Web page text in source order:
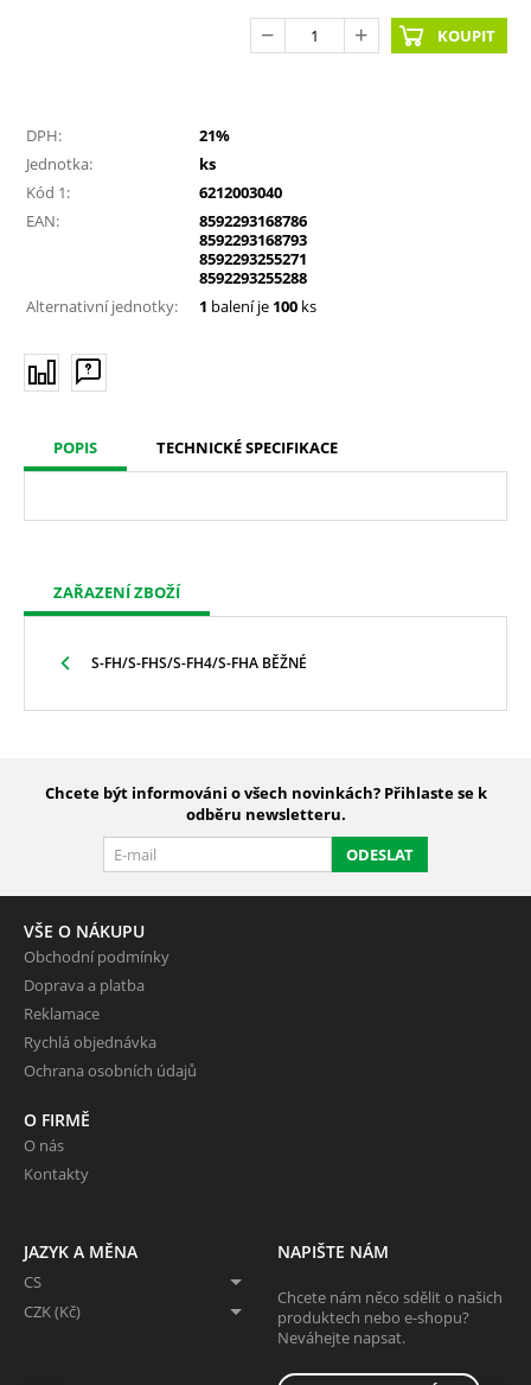
KOUPIT
DPH:
21%
Jednotka:
ks
Kód 1:
6212003040
EAN:
8592293168786
8592293168793
8592293255271
8592293255288
Alternativní jednotky:
1 balení je 100 ks
POPIS TECHNICKÉ SPECIFIKACE
ZAŘAZENÍ ZBOŽÍ
S-FH/S-FHS/S-FH4/S-FHA BĚŽNÉ
Chcete být informováni o všech novinkách? Přihlaste se k
odběru newsletteru.
ODESLAT
VŠE O NÁKUPU
Obchodní podmínky
Doprava a platba
Reklamace
Rychlá objednávka
Ochrana osobních údajů
O FIRMĚ
O nás
Kontakty
JAZYK A MĚNA
CS
CZK (Kč)
NAPIŠTE NÁM
Chcete nám něco sdělit o našich
produktech nebo e-shopu?
Neváhejte napsat.